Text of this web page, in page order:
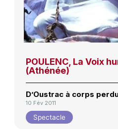
POULENC, La Voix
(Athénée)
D’Oustrac à corps
10 Fév 2011
Spectacle